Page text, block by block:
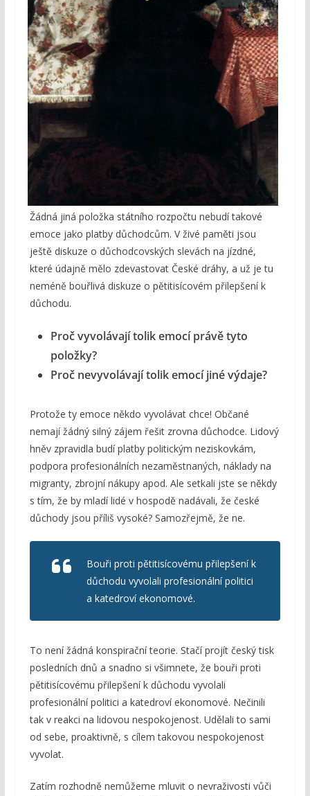
Žádná jiná položka státního rozpočtu nebudí takové
emoce jako platby důchodcům. V živé paměti jsou
ještě diskuze o důchodcovských slevách na jízdné,
které údajně mělo zdevastovat České dráhy, a už je tu
neméně bouřlivá diskuze o pětitisícovém přilepšení k
důchodu.
Proč vyvolávají tolik emocí právě tyto
položky?
Proč nevyvolávají tolik emocí jiné výdaje?
Protože ty emoce někdo vyvolávat chce! Občané
nemají žádný silný zájem řešit zrovna důchodce. Lidový
hněv zpravidla budí platby politickým neziskovkám,
podpora profesionálních nezaměstnaných, náklady na
migranty, zbrojní nákupy apod. Ale setkali jste se někdy
s tím, že by mladí lidé v hospodě nadávali, že české
důchody jsou příliš vysoké? Samozřejmě, že ne.
Bouři proti pětitisícovému přilepšení k
důchodu vyvolali profesionální politici
a katedroví ekonomové.
To není žádná konspirační teorie. Stačí projít český tisk
posledních dnů a snadno si všimnete, že bouři proti
pětitisícovému přilepšení k důchodu vyvolali
profesionální politici a katedroví ekonomové. Nečinili
tak v reakci na lidovou nespokojenost. Udělali to sami
od sebe, proaktivně, s cílem takovou nespokojenost
vyvolat.
Zatím rozhodně nemůžeme mluvit o nevraživosti vůči